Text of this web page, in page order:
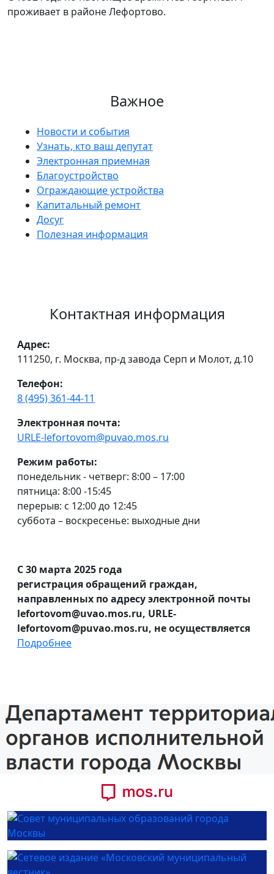
проживает в районе Лефортово.
Важное
Новости и события
Узнать, кто ваш депутат
Электронная приемная
Благоустройство
Ограждающие устройства
Капитальный ремонт
Досуг
Полезная информация
Контактная информация
Адрес:
111250, г. Москва, пр-д завода Серп и Молот, д.10
Телефон:
8 (495) 361-44-11
Электронная почта:
URLE-lefortovom@puvao.mos.ru
Режим работы:
понедельник - четверг: 8:00 – 17:00
пятница: 8:00 -15:45
перерыв: с 12:00 до 12:45
суббота – воскресенье: выходные дни
С 30 марта 2025 года
регистрация обращений граждан,
направленных по адресу электронной почты
lefortovom@uvao.mos.ru, URLE-
lefortovom@puvao.mos.ru, не осуществляется
Подробнее